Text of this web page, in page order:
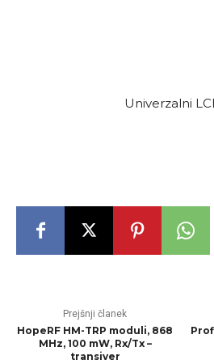
Univerzalni
Prejšnji članek
HopeRF HM-TRP moduli, 868
MHz, 100 mW, Rx/Tx –
transiver